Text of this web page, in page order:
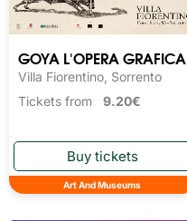
GOYA L'OPERA GRAFICA
Villa Fiorentino, Sorrento
Tickets from 9.20€
Art And Museums